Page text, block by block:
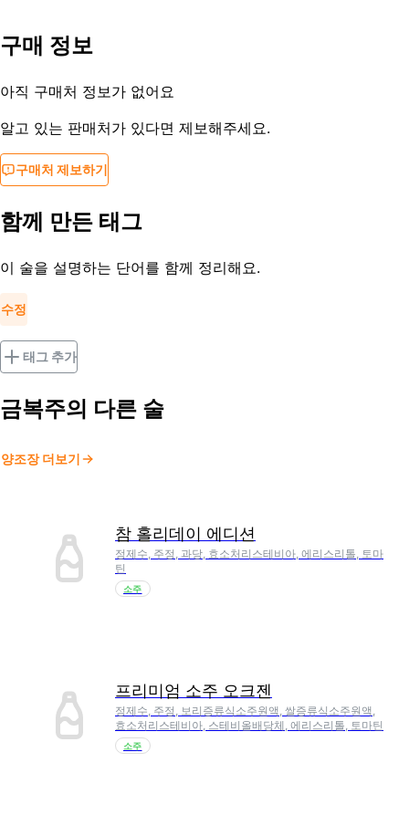
등록일
구매 정보
아직 구매처 정보가 없어요
알고 있는 판매처가 있다면 제보해주세요.
구매처 제보하기
함께 만든 태그
이 술을 설명하는 단어를 함께 정리해요.
수정
태그 추가
금복주의 다른 술
양조장 더보기
참 홀리데이 에디션
정제수, 주정, 과당, 효소처리스테비아, 에리스리톨, 토마
틴
소주
프리미엄 소주 오크젠
정제수, 주정, 보리증류식소주원액, 쌀증류식소주원액,
효소처리스테비아, 스테비올배당체, 에리스리톨, 토마틴
소주